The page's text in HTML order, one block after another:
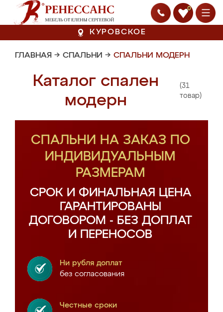
0
КУРОВСКОЕ
ГЛАВНАЯ → СПАЛЬНИ → СПАЛЬНИ МОДЕРН
Каталог спален
модерн
(31
товар)
СПАЛЬНИ НА ЗАКАЗ ПО
ИНДИВИДУАЛЬНЫМ
РАЗМЕРАМ
СРОК И ФИНАЛЬНАЯ ЦЕНА
ГАРАНТИРОВАНЫ
ДОГОВОРОМ - БЕЗ ДОПЛАТ
И ПЕРЕНОСОВ
Ни рубля доплат
без согласования
Честные сроки